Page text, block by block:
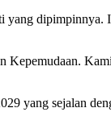
yang sejalan